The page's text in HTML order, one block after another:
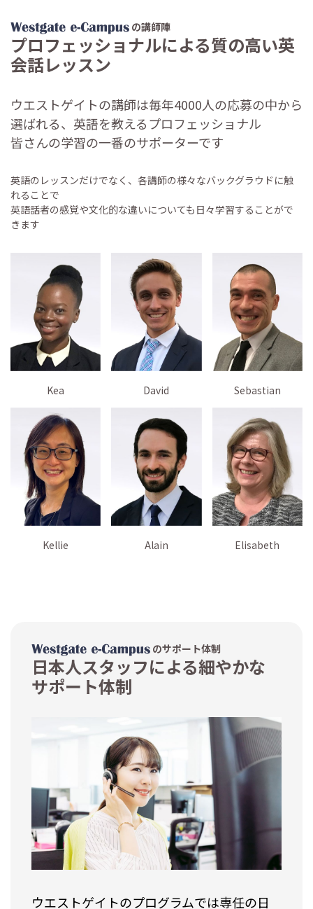
の講師陣
プロフェッショナルによる質の高い英
会話レッスン
ウエストゲイトの講師は毎年4000人の応募の中から
選ばれる、英語を教えるプロフェッショナル
皆さんの学習の一番のサポーターです
英語のレッスンだけでなく、各講師の様々なバックグラウドに触
れることで
英語話者の感覚や文化的な違いについても日々学習することがで
きます
Kea David Sebastian
Kellie Alain Elisabeth
のサポート体制
日本人スタッフによる細やかな
サポート体制
ウエストゲイトのプログラムでは専任の日